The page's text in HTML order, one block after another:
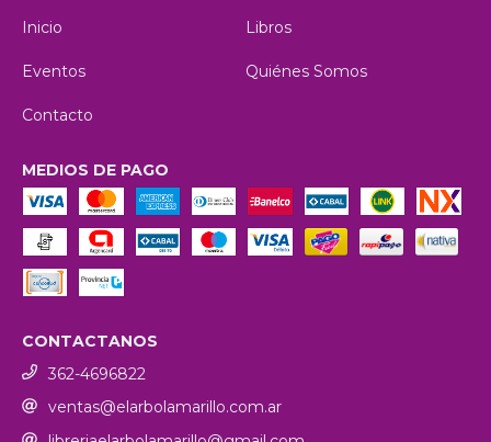
Inicio
Libros
Eventos Quiénes Somos
Contacto
MEDIOS DE PAGO
CONTACTANOS
362-4696822
ventas@elarbolamarillo.com.ar